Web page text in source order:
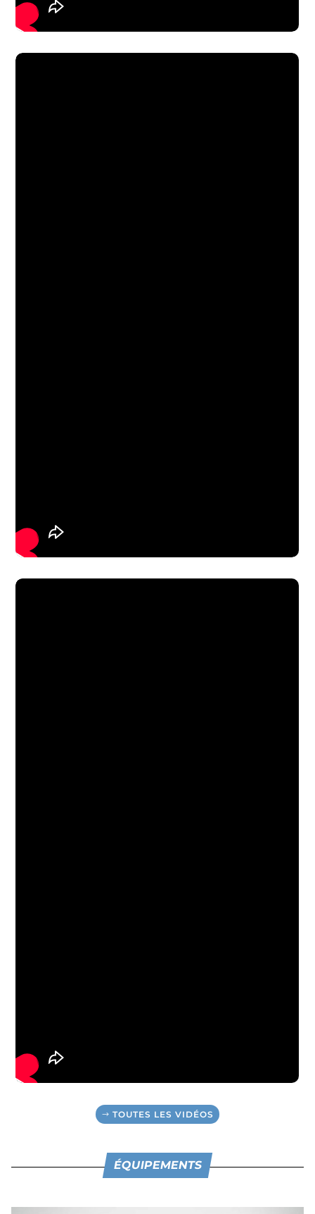
TOUTES LES VIDÉOS
ÉQUIPEMENTS